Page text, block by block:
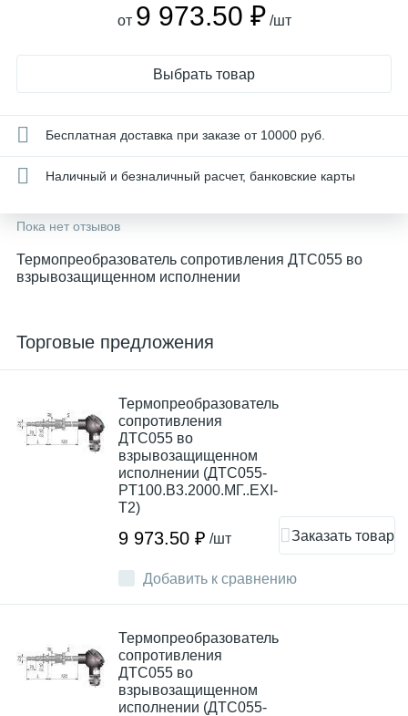
от 9 973.50 ₽ /шт
Выбрать товар
Бесплатная доставка при заказе от 10000 руб.
Наличный и безналичный расчет, банковские карты
Пока нет отзывов
Термопреобразователь сопротивления ДТС055 во
взрывозащищенном исполнении
Торговые предложения
Добавить к сравнению
Термопреобразователь
сопротивления
ДТС055 во
взрывозащищенном
исполнении (ДТС055-
PT100.В3.2000.МГ..EXI-
T2)
9 973.50 ₽ /шт Заказать товар
Термопреобразователь
сопротивления
ДТС055 во
взрывозащищенном
исполнении (ДТС055-